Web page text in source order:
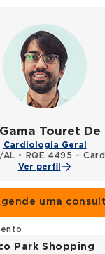
Touret De
Cardiologia Geral
AL •
RQE 4495 -
Ver perfil
uma
Park Shopping